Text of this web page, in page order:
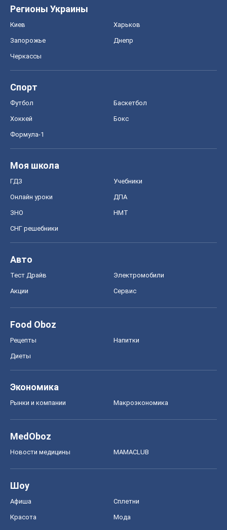
Регионы Украины
Киев Харьков
Запорожье Днепр
Черкассы
Спорт
Футбол Баскетбол
Хоккей Бокс
Формула-1
Моя школа
ГДЗ Учебники
Онлайн уроки ДПА
ЗНО НМТ
СНГ решебники
Авто
Тест Драйв Электромобили
Акции Сервис
Food Oboz
Рецепты Напитки
Диеты
Экономика
Рынки и компании Mакроэкономика
MedOboz
Новости медицины MAMACLUB
Шоу
Афиша Сплетни
Красота Мода